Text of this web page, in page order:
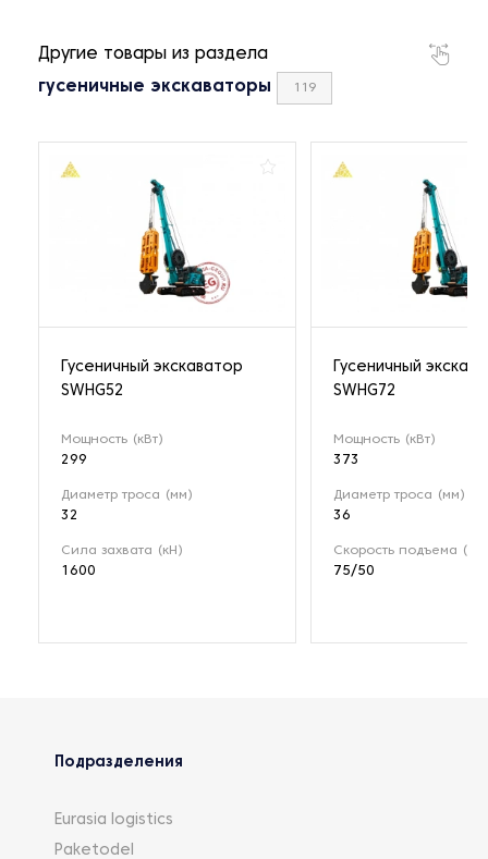
Другие товары из раздела
гусеничные экскаваторы 119
Гусеничный экскаватор
SWHG52
Мощность (кВт)
299
Диаметр троса (мм)
32
Сила захвата (кН)
1600
Гусеничный
SWHG72
Мощность (кВт)
373
Диаметр троса (мм)
36
Скорость подъема (м/
75/50
Подразделения
Eurasia logistics
Paketodel